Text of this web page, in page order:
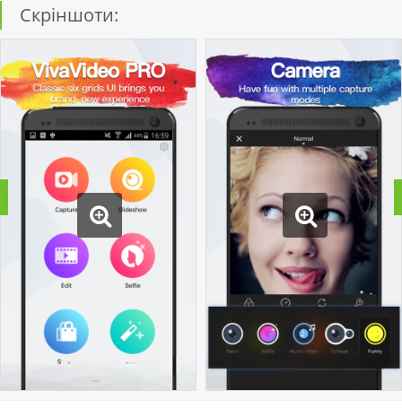
Скріншоти: